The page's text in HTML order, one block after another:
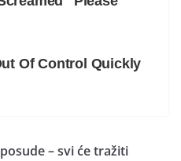
– svi će tražiti